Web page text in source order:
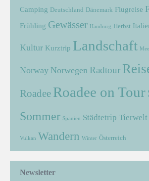
Camping Deutschland Dänemark Flugreise
Frühling Gewässer Hamburg Herbst
Kultur Kurztrip Landschaft
Norway Norwegen Radtour
Roadee Roadee on Tour
Sommer Spanien Städtetrip Tierwelt
Vulkan Wandern Winter Österreich
Newsletter